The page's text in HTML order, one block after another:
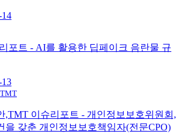
14
포트 - AI를 활용한 딥페이크 음란물 규
13
,TMT 이슈리포트 - 개인정보보호위원회,
을 갖춘 개인정보보호책임자(전문CPO)